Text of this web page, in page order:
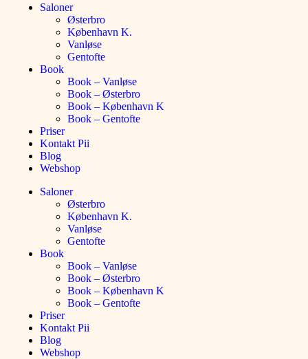
Saloner
Østerbro
København K.
Vanløse
Gentofte
Book
Book – Vanløse
Book – Østerbro
Book – København K
Book – Gentofte
Priser
Kontakt Pii
Blog
Webshop
Saloner
Østerbro
København K.
Vanløse
Gentofte
Book
Book – Vanløse
Book – Østerbro
Book – København K
Book – Gentofte
Priser
Kontakt Pii
Blog
Webshop